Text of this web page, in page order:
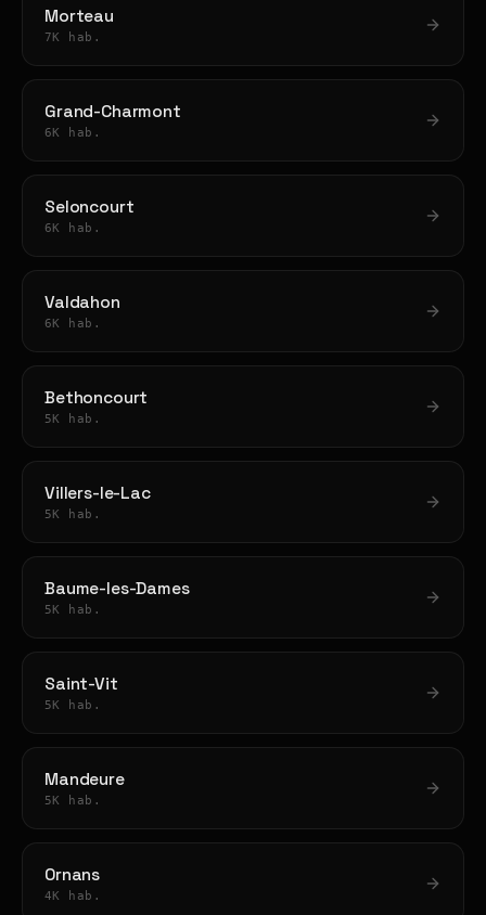
Morteau
7K hab.
Grand-Charmont
6K hab.
Seloncourt
6K hab.
Valdahon
6K hab.
Bethoncourt
5K hab.
Villers-le-Lac
5K hab.
Baume-les-Dames
5K hab.
Saint-Vit
5K hab.
Mandeure
5K hab.
Ornans
4K hab.